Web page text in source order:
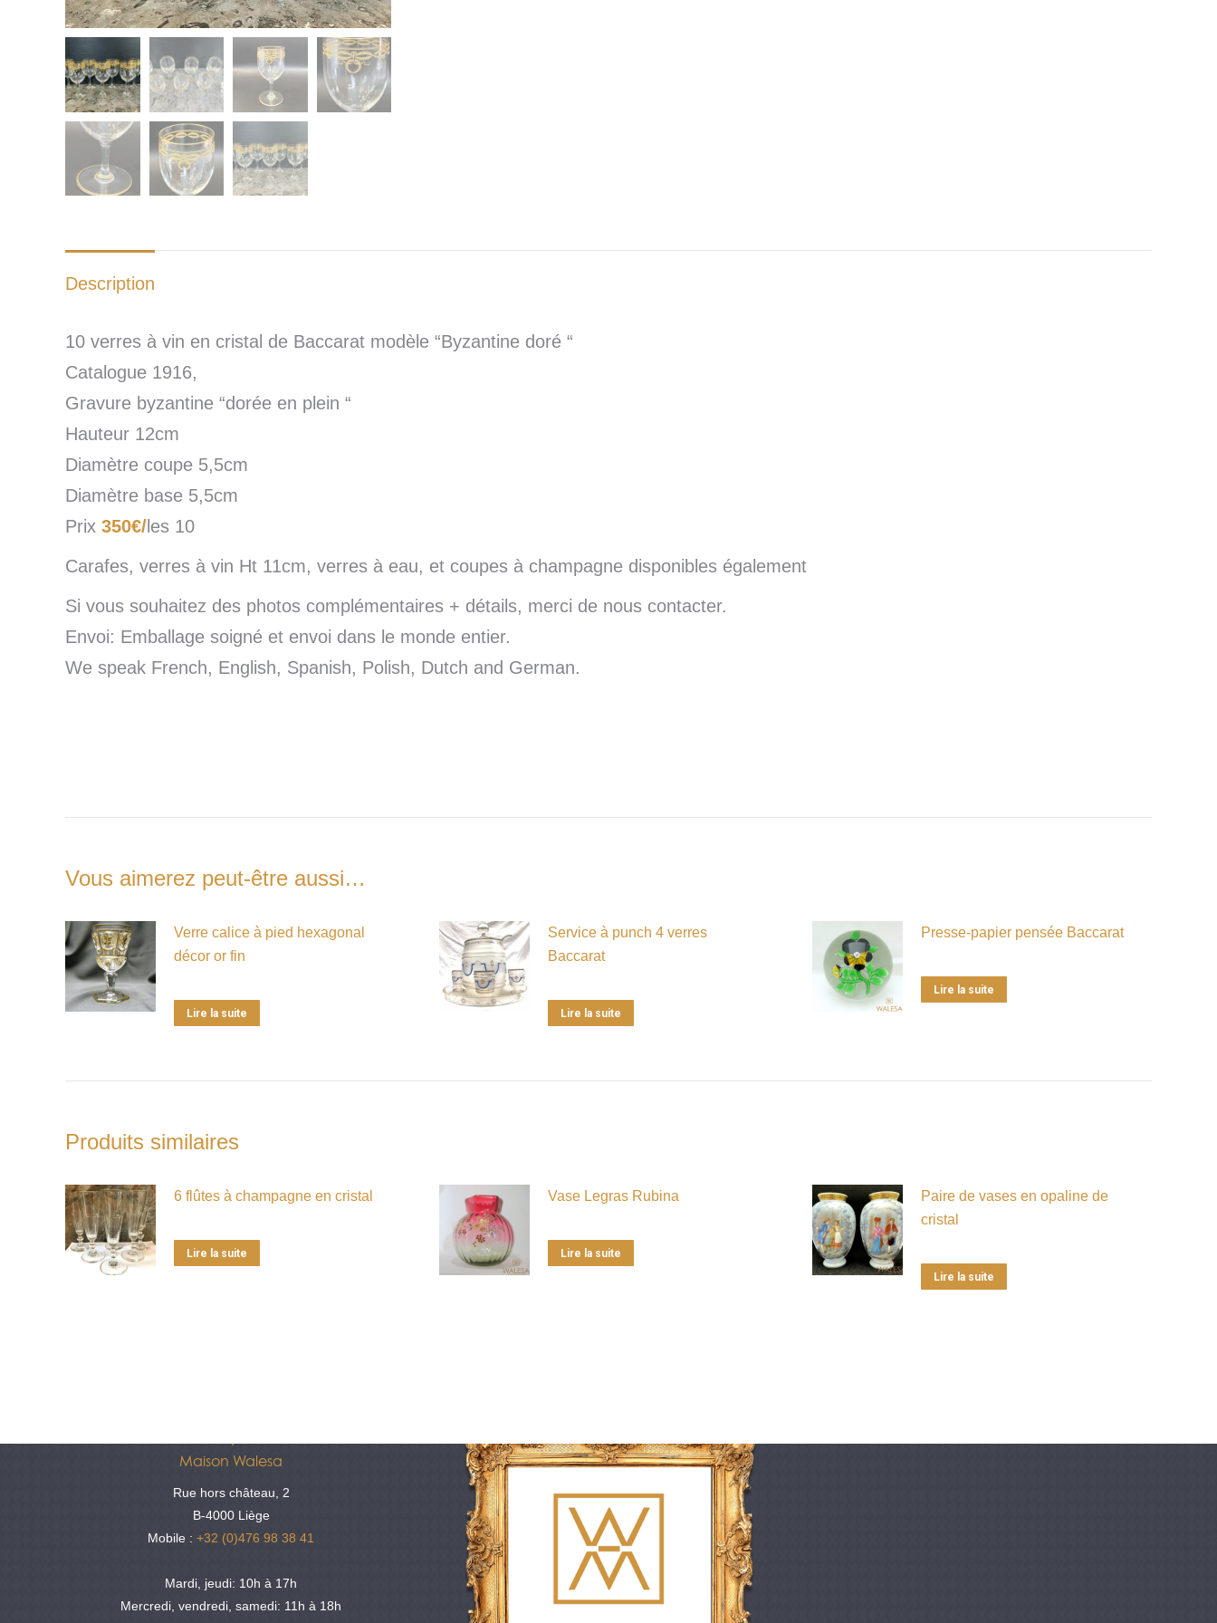
Description
10 verres à vin en cristal de Baccarat modèle “Byzantine doré “
Catalogue 1916,
Gravure byzantine “dorée en plein “
Hauteur 12cm
Diamètre coupe 5,5cm
Diamètre base 5,5cm
Prix 350€/ les 10
Carafes, verres à vin Ht 11cm, verres à eau, et coupes à champagne disponibles également
Si vous souhaitez des photos complémentaires + détails, merci de nous contacter.
Envoi: Emballage soigné et envoi dans le monde entier.
We speak French, English, Spanish, Polish, Dutch and German.
Vous aimerez peut-être aussi…
Verre calice à pied hexagonal
décor or fin
Lire la suite
Service à punch 4 verres
Baccarat
Lire la suite
Presse-papier pensée Baccarat
Lire la suite
Produits similaires
6 flûtes à champagne en cristal
Lire la suite
Vase Legras Rubina
Lire la suite
Paire de vases en opaline de
cristal
Lire la suite
Maison Walesa
Rue hors château, 2
B-4000 Liège
Mobile :+32 (0)476 98 38 41
Mardi, jeudi: 10h à 17h
Mercredi, vendredi, samedi: 11h à 18h